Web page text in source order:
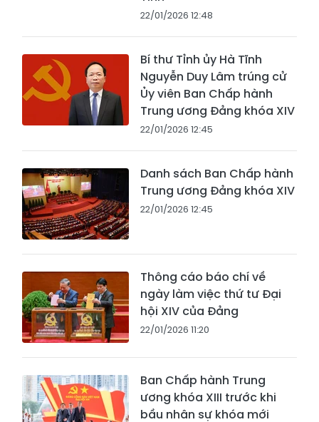
22/01/2026 12:48
Bí thư Tỉnh ủy Hà Tĩnh
Nguyễn Duy Lâm trúng cử
Ủy viên Ban Chấp hành
Trung ương Đảng khóa XIV
22/01/2026 12:45
Danh sách Ban Chấp hành
Trung ương Đảng khóa XIV
22/01/2026 12:45
Thông cáo báo chí về
ngày làm việc thứ tư Đại
hội XIV của Đảng
22/01/2026 11:20
Ban Chấp hành Trung
ương khóa XIII trước khi
bầu nhân sự khóa mới